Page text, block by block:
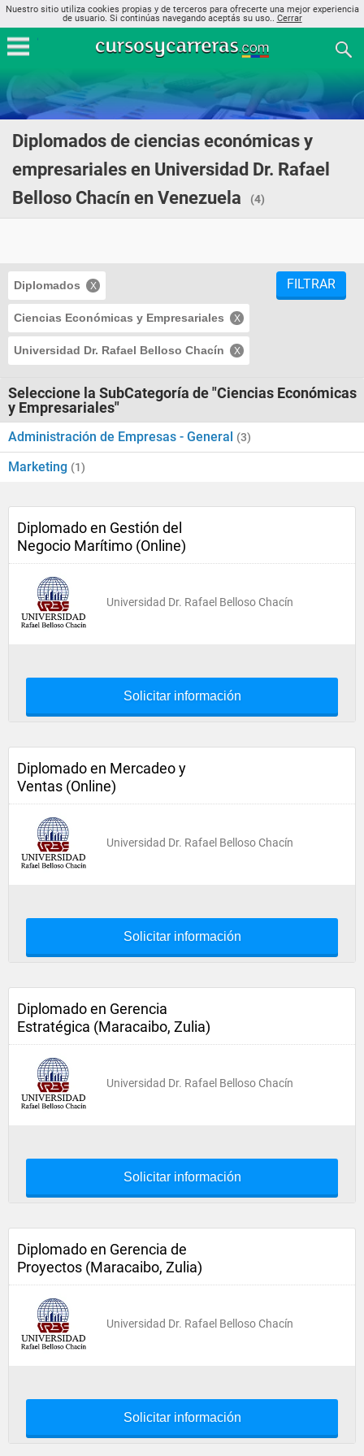
Nuestro sitio utiliza cookies propias y de terceros para ofrecerte una mejor experiencia
de usuario. Si continúas navegando aceptás su uso.. Cerrar
Diplomados de ciencias económicas y
empresariales en Universidad Dr. Rafael
Belloso Chacín en Venezuela
(4)
Diplomados
Ciencias Económicas y Empresariales
Universidad Dr. Rafael Belloso Chacín
FILTRAR
Seleccione la SubCategoría de "Ciencias Económicas
y Empresariales"
Administración de Empresas - General (3)
Marketing (1)
Diplomado en Gestión del
Negocio Marítimo (Online)
Universidad Dr. Rafael Belloso Chacín
Solicitar información
Diplomado en Mercadeo y
Ventas (Online)
Universidad Dr. Rafael Belloso Chacín
Solicitar información
Diplomado en Gerencia
Estratégica (Maracaibo, Zulia)
Universidad Dr. Rafael Belloso Chacín
Solicitar información
Diplomado en Gerencia de
Proyectos (Maracaibo, Zulia)
Universidad Dr. Rafael Belloso Chacín
Solicitar información